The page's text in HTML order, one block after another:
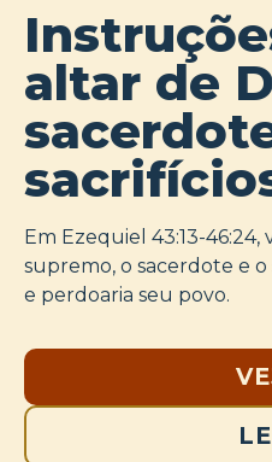
altar de
Em Ezequiel 43:13-
supremo, o sacerdote e
e perdoaria seu povo.